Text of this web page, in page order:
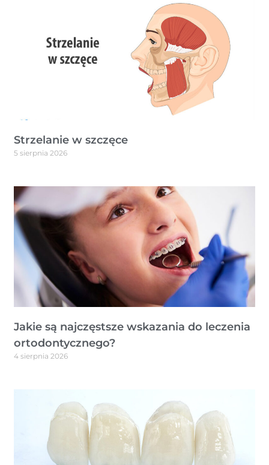
Strzelanie w szczęce
5 sierpnia 2026
Jakie są najczęstsze wskazania do leczenia
ortodontycznego?
4 sierpnia 2026